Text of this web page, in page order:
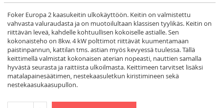
Foker Europa 2 kaasukeitin ulkokäyttöön. Keitin on valmistettu
vahvasta valuraudasta ja on muotoilultaan klassisen tyylikäs. Keitin on
riittävän leveä, kahdelle kohtuullisen kokoiselle astialle. Sen
kokonaisteho on 8kw. 4 kW polttimot riittävät kuumentamaan
paistinpannun, kattilan tms. astian myös kevyessä tuulessa. Tällä
keittimellä valmistat kokonaisen aterian nopeasti, nauttien samalla
hyvästä seurasta ja raittiista ulkoilmasta. Keittimeen tarvitset lisäksi
matalapainesäätimen, nestekaasuletkun kiristimineen sekä
nestekaasukaasupullon.